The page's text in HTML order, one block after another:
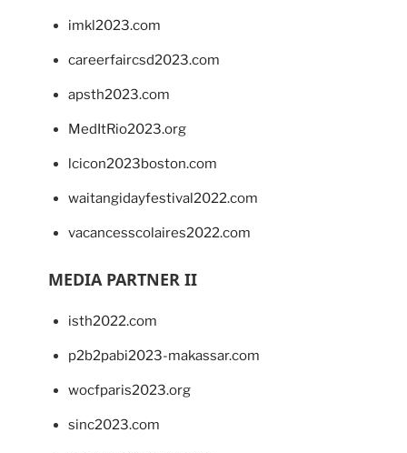
imkl2023.com
careerfaircsd2023.com
apsth2023.com
MedItRio2023.org
lcicon2023boston.com
waitangidayfestival2022.com
vacancesscolaires2022.com
MEDIA PARTNER II
isth2022.com
p2b2pabi2023-makassar.com
wocfparis2023.org
sinc2023.com